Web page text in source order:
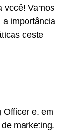
você! Vamos
a importância
deste
Officer e, em
marketing.